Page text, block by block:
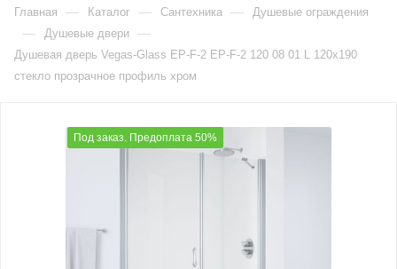
Главная — Каталог — Сантехника — Душевые ограждения
— Душевые двери —
Душевая дверь Vegas-Glass EP-F-2 EP-F-2 120 08 01 L 120х190
стекло прозрачное профиль хром
Под заказ. Предоплата 50%